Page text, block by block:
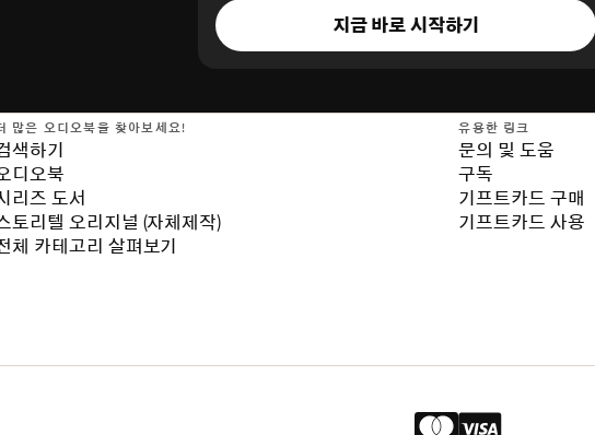
지금 바로 시작하기
많은 오디오북을 찾아보세요!
색하기
디오북
리즈 도서
토리텔 오리지널 (자체제작)
체 카테고리 살펴보기
유용한 링크
문의 및 도움
구독
기프트카드 구매
기프트카드 사용